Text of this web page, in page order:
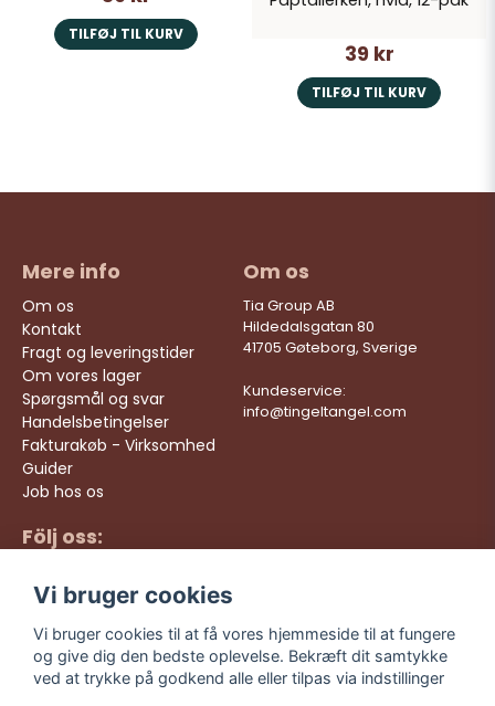
TILFØJ TIL KURV
39 kr
TILFØJ TIL KURV
Mere info
Om os
Kontakt
Fragt og leveringstider
Om vores lager
Spørgsmål og svar
Handelsbetingelser
Fakturakøb - Virksomhed
Guider
Job hos os
Om os
Tia Group AB
Hildedalsgatan 80
41705 Gøteborg, Sverige
Kundeservice:
info@tingeltangel.com
Följ oss:
Facebook
TikTok
YouTube
kr
Vi bruger cookies
Vi bruger cookies til at få vores hjemmeside til at fungere
og give dig den bedste oplevelse. Bekræft dit samtykke
ved at trykke på godkend alle eller tilpas via indstillinger